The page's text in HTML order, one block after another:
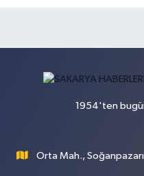
1954'ten
Orta Mah.,